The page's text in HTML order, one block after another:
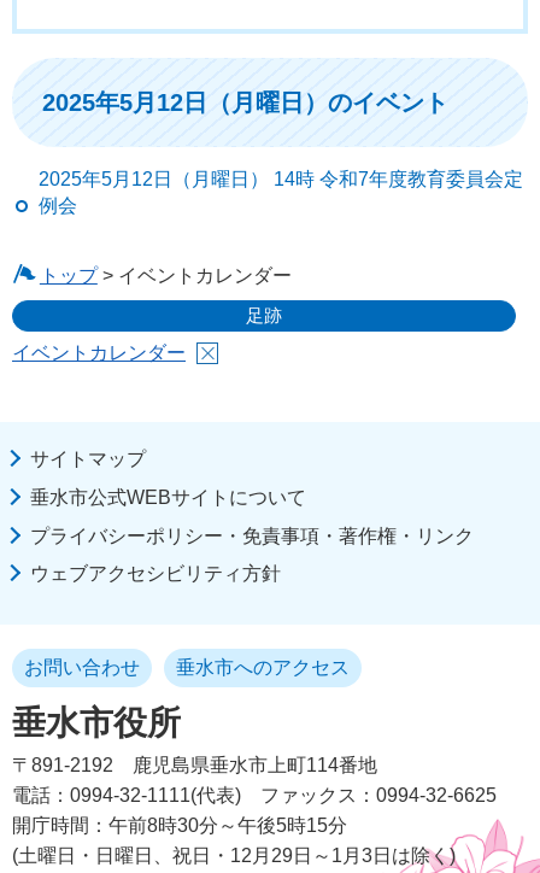
2025年5月12日（月曜日）のイベント
2025年5月12日（月曜日） 14時 令和7年度教育委員会定
例会
トップ> イベントカレンダー
足跡
イベントカレンダー
サイトマップ
垂水市公式WEBサイトについて
プライバシーポリシー・免責事項・著作権・リンク
ウェブアクセシビリティ方針
垂水市役所
お問い合わせ 垂水市へのアクセス
〒891-2192
鹿児島県垂水市上町114番地
電話：0994-32-1111(代表)
ファックス：0994-32-6625
開庁時間：午前8時30分～午後5時15分
(土曜日・日曜日、祝日・12月29日～1月3日は除く)